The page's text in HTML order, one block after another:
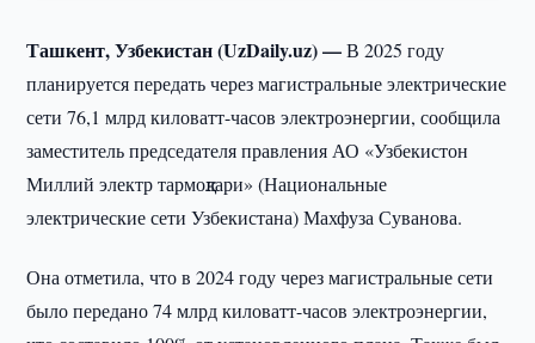
Ташкент, Узбекистан (UzDaily.uz) —В 2025 году
планируется передать через магистральные электрические
сети 76,1 млрд киловатт-часов электроэнергии, сообщила
заместитель председателя правления АО «Узбекистон
Миллий электр тармоқлари» (Национальные
электрические сети Узбекистана) Махфуза Суванова.
Она отметила, что в 2024 году через магистральные сети
было передано 74 млрд киловатт-часов электроэнергии,